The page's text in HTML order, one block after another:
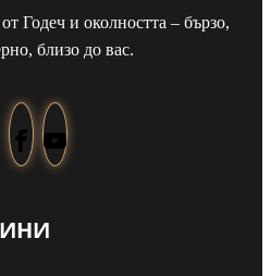
Годеч и околността – бързо,
близо до вас.